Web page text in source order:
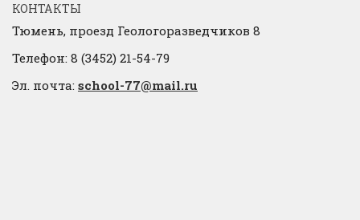
КОНТАКТЫ
Тюмень, проезд Геологоразведчиков 8
Телефон: 8 (3452) 21-54-79
Эл. почта: school-77@mail.ru